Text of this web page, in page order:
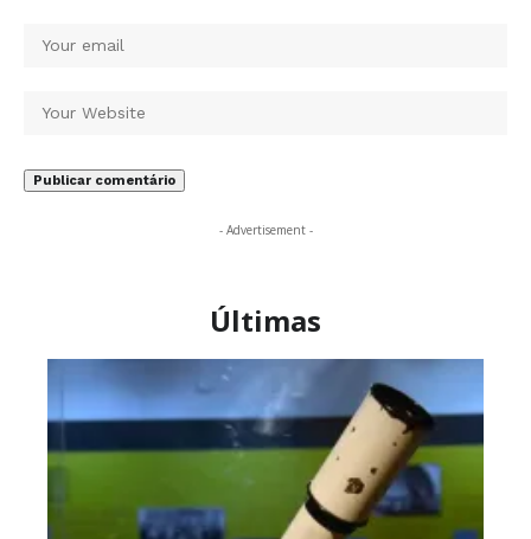
- Advertisement -
Últimas